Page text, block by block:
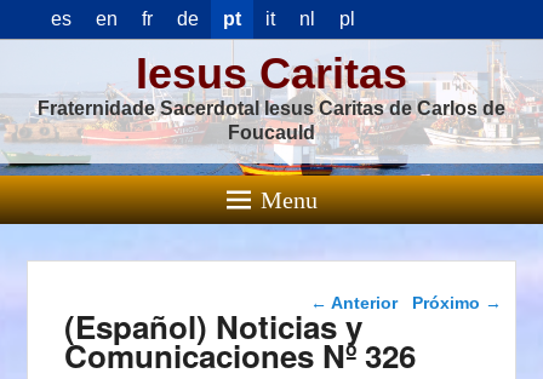
es en fr de pt it nl pl
Iesus Caritas
Fraternidade Sacerdotal Iesus Caritas de Carlos de
Foucauld
Menu
Navegação das
← Anterior Próximo →
(Español) Noticias y
Comunicaciones Nº 326